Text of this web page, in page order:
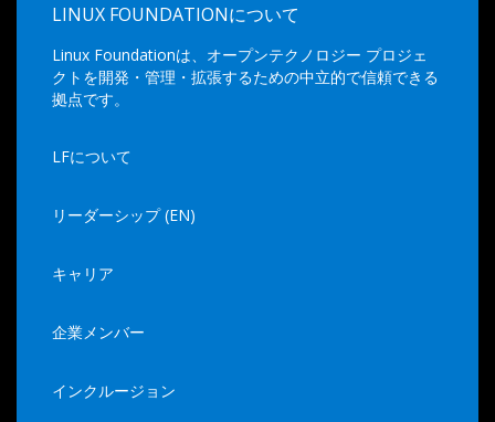
LINUX FOUNDATIONについて
Linux Foundationは、オープンテクノロジー プロジェ
クトを開発・管理・拡張するための中立的で信頼できる
拠点です。
LFについて
リーダーシップ (EN)
キャリア
企業メンバー
インクルージョン